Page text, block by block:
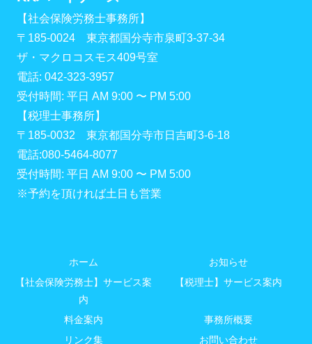
【社会保険労務士事務所】
〒185-0024 東京都国分寺市泉町3-37-34
ザ・マクロコスモス409号室
電話: 042-323-3957
受付時間: 平日 AM 9:00 〜 PM 5:00
【税理士事務所】
〒185-0032 東京都国分寺市日吉町3-6-18
電話:080-5464-8077
受付時間: 平日 AM 9:00 〜 PM 5:00
※予約を頂ければ土日も営業
ホーム
お知らせ
【社会保険労務士】サービス案
内
【税理士】サービス案内
料金案内
事務所概要
リンク集
お問い合わせ